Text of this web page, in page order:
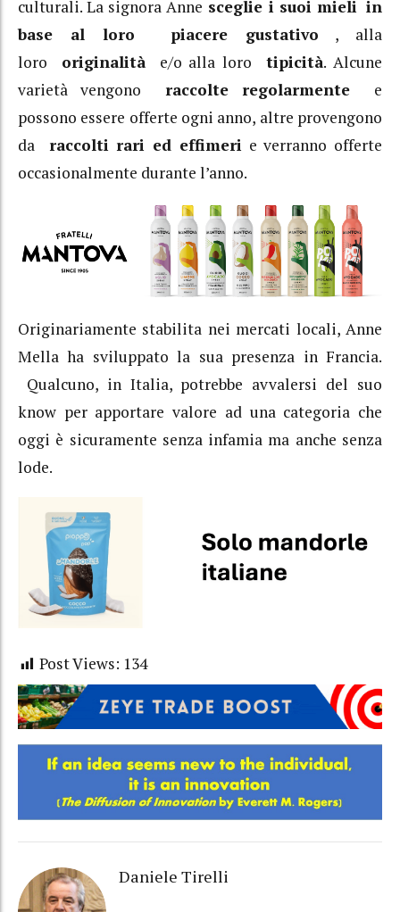
culturali. La signora Anne sceglie i suoi mieli in
base al loro piacere gustativo , alla
loro originalitàe/o alla lorotipicità. Alcune
varietà vengono raccolte regolarmentee
possono essere offerte ogni anno, altre provengono
da raccolti rari ed effimeri e verranno offerte
occasionalmente durante l’anno.
Originariamente stabilita nei mercati locali, Anne
Mella ha sviluppato la sua presenza in Francia.
Qualcuno, in Italia, potrebbe avvalersi del suo
know per apportare valore ad una categoria che
oggi è sicuramente senza infamia ma anche senza
lode.
Post Views: 134
Daniele Tirelli